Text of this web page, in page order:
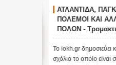
Ο ΟΜΗΡΟΣ
ΣΤΟΝ ΠΟΥΤΙΝ ;
ΑΝΕΞΗΓΗΤΗ
ΠΡΟΠΑΓΑΝΔΑ
ΠΟΥΤΙΝ;
ΑΝΕΞΗΓΗΤΗ
ΥΠΕΡ ΤΟΥ ΠΟΥΤΙΝ;